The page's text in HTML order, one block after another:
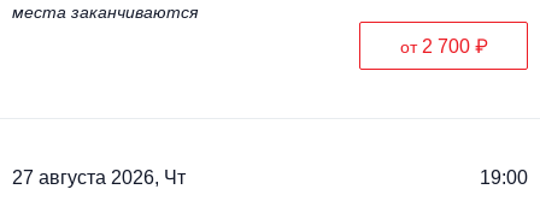
места заканчиваются
от 2 700 ₽
27 августа 2026, Чт 19:00